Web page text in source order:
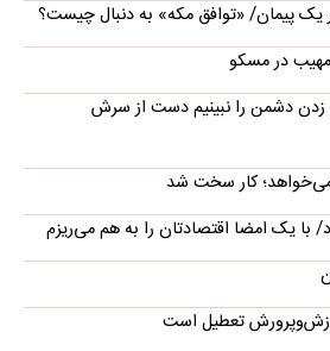
یک پیمان/ «توافق مکه» به دنبال چیست؟
در مسکو
زدن دشمن را نبینیم دست از سرش
کار سخت شد
با یک امضا اقتصادتان را به هم می‌ریزم
تعطیل است